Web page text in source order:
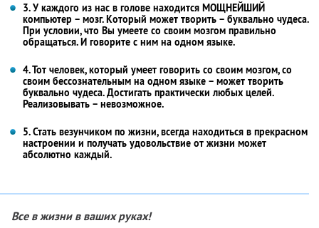
3. У каждого из нас в голове находится МОЩНЕЙШИЙ
компьютер – мозг. Который может творить – буквально чудеса.
При условии, что Вы умеете со своим мозгом правильно
обращаться. И говорите с ним на одном языке.
4. Тот человек, который умеет говорить со своим мозгом, со
своим бессознательным на одном языке – может творить
буквально чудеса. Достигать практически любых целей.
Реализовывать – невозможное.
5. Стать везунчиком по жизни, всегда находиться в прекрасном
настроении и получать удовольствие от жизни может
абсолютно каждый.
Все в жизни в ваших руках!